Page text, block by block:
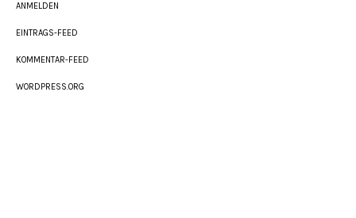
ANMELDEN
EINTRAGS-FEED
KOMMENTAR-FEED
WORDPRESS.ORG